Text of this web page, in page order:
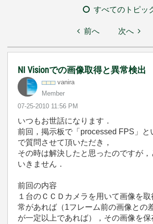
すべてのトピッ
前へ 次へ
NI Visionでの画像取得と異常検出
vanira
Member
‎07-25-2010 11:56 PM
いつもお世話になります．
前回，掲示板で「processed FPS」と
で質問させて頂いただき，
その時は解決したと思ったのですが，
いきません．
前回の内容
１台のＣＣＤカメラを用いて画像を
常があれば（1フレーム前の画像との
が一定以上であれば），その画像を保